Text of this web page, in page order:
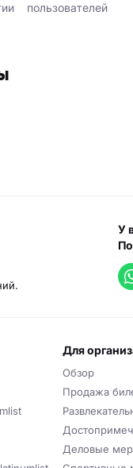
пользователей
У
для
Обзор
Продажа
Деловые